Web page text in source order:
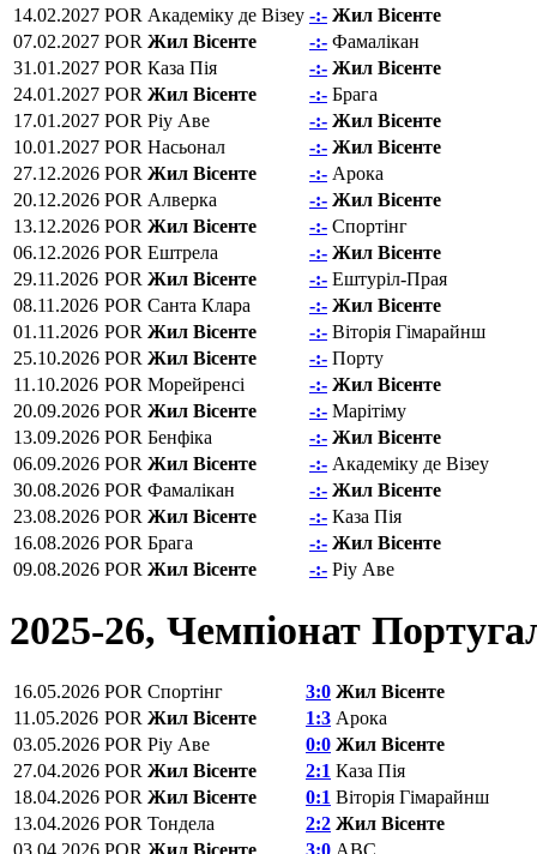
14.02.2027 POR Академіку де Візеу -:- Жил Вісенте
07.02.2027 POR Жил Вісенте -:- Фамалікан
31.01.2027 POR Каза Пія -:- Жил Вісенте
24.01.2027 POR Жил Вісенте -:- Брага
17.01.2027 POR Ріу Аве -:- Жил Вісенте
10.01.2027 POR Насьонал -:- Жил Вісенте
27.12.2026 POR Жил Вісенте -:- Арока
20.12.2026 POR Алверка -:- Жил Вісенте
13.12.2026 POR Жил Вісенте -:- Спортінг
06.12.2026 POR Ештрела -:- Жил Вісенте
29.11.2026 POR Жил Вісенте -:- Ештуріл-Прая
08.11.2026 POR Санта Клара -:- Жил Вісенте
01.11.2026 POR Жил Вісенте -:- Віторія Гімарайнш
25.10.2026 POR Жил Вісенте -:- Порту
11.10.2026 POR Морейренсі -:- Жил Вісенте
20.09.2026 POR Жил Вісенте -:- Марітіму
13.09.2026 POR Бенфіка -:- Жил Вісенте
06.09.2026 POR Жил Вісенте -:- Академіку де Візеу
30.08.2026 POR Фамалікан -:- Жил Вісенте
23.08.2026 POR Жил Вісенте -:- Каза Пія
16.08.2026 POR Брага -:- Жил Вісенте
09.08.2026 POR Жил Вісенте -:- Ріу Аве
2025-26, Чемпіонат
16.05.2026 POR Спортінг 3:0 Жил Вісенте
11.05.2026 POR Жил Вісенте 1:3 Арока
03.05.2026 POR Ріу Аве 0:0 Жил Вісенте
27.04.2026 POR Жил Вісенте 2:1 Каза Пія
18.04.2026 POR Жил Вісенте 0:1 Віторія Гімарайнш
13.04.2026 POR Тондела 2:2 Жил Вісенте
03.04.2026 POR Жил Вісенте 3:0 АВС